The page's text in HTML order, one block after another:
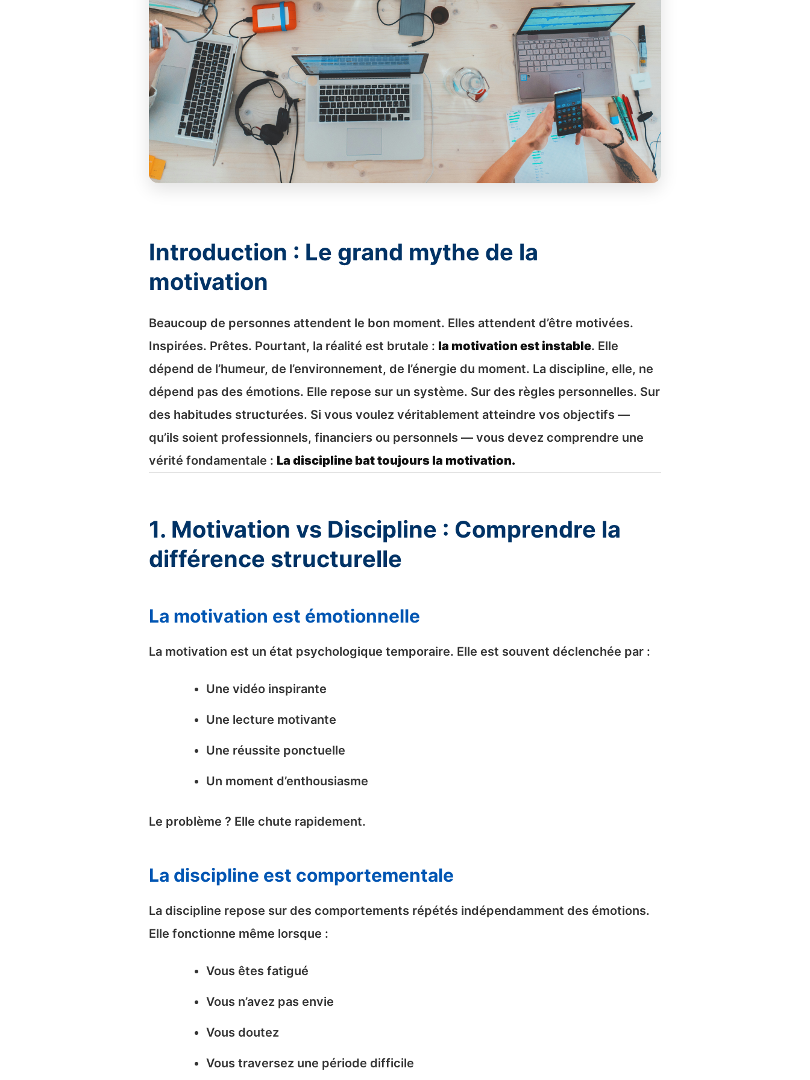
Introduction : Le grand mythe de la
motivation
Beaucoup de personnes attendent le bon moment. Elles attendent d’être motivées.
Inspirées. Prêtes. Pourtant, la réalité est brutale : la motivation est instable. Elle
dépend de l’humeur, de l’environnement, de l’énergie du moment. La discipline, elle, ne
dépend pas des émotions. Elle repose sur un système. Sur des règles personnelles. Sur
des habitudes structurées. Si vous voulez véritablement atteindre vos objectifs —
qu’ils soient professionnels, financiers ou personnels — vous devez comprendre une
vérité fondamentale : La discipline bat toujours la motivation.
1. Motivation vs Discipline : Comprendre la
différence structurelle
La motivation est émotionnelle
La motivation est un état psychologique temporaire. Elle est souvent déclenchée par :
Une vidéo inspirante
Une lecture motivante
Une réussite ponctuelle
Un moment d’enthousiasme
Le problème ? Elle chute rapidement.
La discipline est comportementale
La discipline repose sur des comportements répétés indépendamment des émotions.
Elle fonctionne même lorsque :
Vous êtes fatigué
Vous n’avez pas envie
Vous doutez
Vous traversez une période difficile